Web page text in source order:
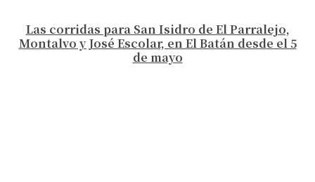
Las corridas para San Isidro de El Parralejo,
Montalvo y José Escolar, en El Batán desde el 5
de mayo